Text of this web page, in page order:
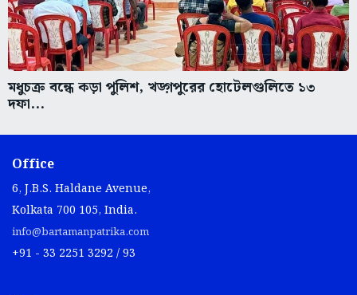
মধুচক্র বন্ধে কড়া পুলিশ, খড়্গপুরের হোটেলগুলিতে ১৩
দফা...
Office
6, J.B.S. Haldane Avenue,
Kolkata 700 105, India.
info@bartamanpatrika.com
+91 - 33 2251 3292 / 93